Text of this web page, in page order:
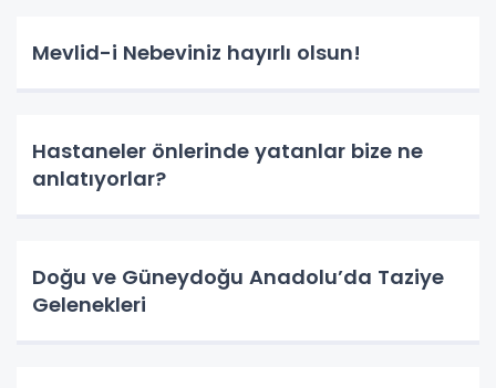
Mevlid-i Nebeviniz hayırlı olsun!
Hastaneler önlerinde yatanlar bize ne
anlatıyorlar?
Doğu ve Güneydoğu Anadolu’da Taziye
Gelenekleri